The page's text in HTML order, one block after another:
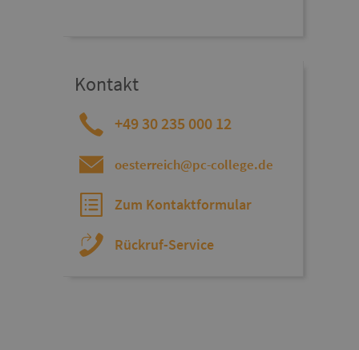
Kontakt
+49 30 235 000 12
oesterreich@pc-college.de
Zum Kontaktformular
Rückruf-Service